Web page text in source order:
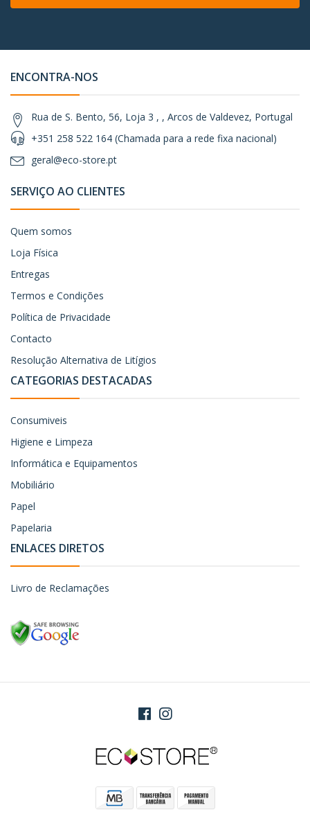
ENCONTRA-NOS
Rua de S. Bento, 56, Loja 3 , , Arcos de Valdevez, Portugal
+351 258 522 164 (Chamada para a rede fixa nacional)
geral@eco-store.pt
SERVIÇO AO CLIENTES
Quem somos
Loja Física
Entregas
Termos e Condições
Política de Privacidade
Contacto
Resolução Alternativa de Litígios
CATEGORIAS DESTACADAS
Consumiveis
Higiene e Limpeza
Informática e Equipamentos
Mobiliário
Papel
Papelaria
ENLACES DIRETOS
Livro de Reclamações